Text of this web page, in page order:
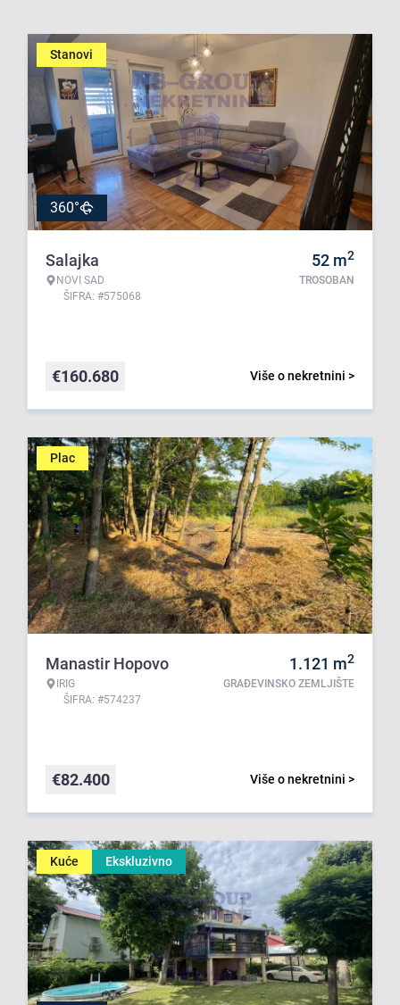
Stanovi
360°
Salajka
NOVI SAD
ŠIFRA: #575068
52 m2
TROSOBAN
Više o nekretnini >
€160.680
Plac
Manastir Hopovo
IRIG
ŠIFRA: #574237
1.121 m2
GRAĐEVINSKO ZEMLJIŠTE
Više o nekretnini >
€82.400
Kuće Ekskluzivno